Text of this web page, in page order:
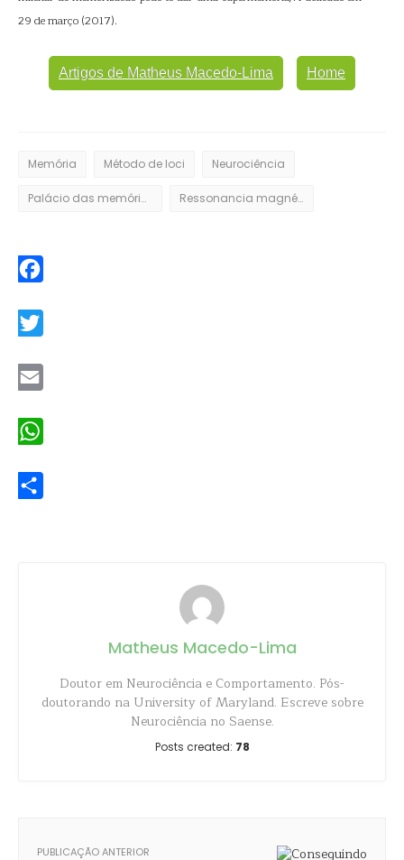
29 de março (2017).
Artigos de Matheus Macedo-Lima Home
Memória Método de loci Neurociência
Palácio das memórias Ressonancia magnética
Matheus Macedo-Lima
Doutor em Neurociência e Comportamento. Pós-
doutorando na University of Maryland. Escreve sobre
Neurociência no Saense.
Posts created: 78
PUBLICAÇÃO ANTERIOR